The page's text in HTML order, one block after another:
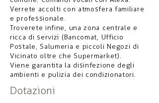
Verrete accolti con atmosfera familiare
e professionale.
Troverete infine, una zona centrale e
ricca di servizi (Bancomat, Ufficio
Postale, Salumeria e piccoli Negozi di
Vicinato oltre che Supermarket).
Viene garantita la disinfezione degli
ambienti e pulizia dei condizionatori.
Dotazioni